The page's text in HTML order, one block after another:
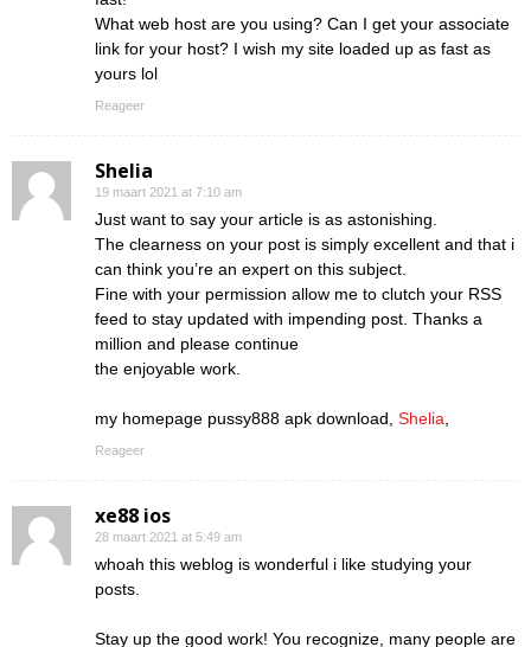
What web host are you using? Can I get your associate
link for your host? I wish my site loaded up as fast as
yours lol
Reageer
Shelia
19 maart 2021 at 7:10 am
Just want to say your article is as astonishing.
The clearness on your post is simply excellent and that i
can think you’re an expert on this subject.
Fine with your permission allow me to clutch your RSS
feed to stay updated with impending post. Thanks a
million and please continue
the enjoyable work.
my homepage pussy888 apk download, Shelia
Reageer
xe88 ios
28 maart 2021 at 5:49 am
whoah this weblog is wonderful i like studying your
posts.
Stay up the good work! You recognize, many people are